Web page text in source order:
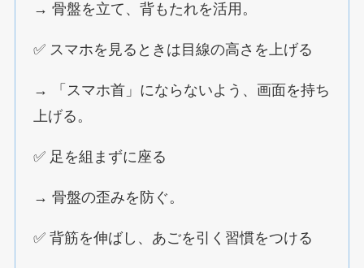
→ 骨盤を立て、背もたれを活用。
✅ スマホを見るときは目線の高さを上げる
→ 「スマホ首」にならないよう、画面を持ち
上げる。
✅ 足を組まずに座る
→ 骨盤の歪みを防ぐ。
✅ 背筋を伸ばし、あごを引く習慣をつける